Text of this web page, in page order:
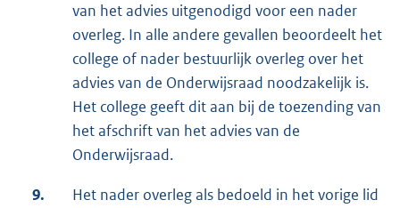
van het advies uitgenodigd voor een nader
overleg. In alle andere gevallen beoordeelt het
college of nader bestuurlijk overleg over het
advies van de Onderwijsraad noodzakelijk is.
Het college geeft dit aan bij de toezending van
het afschrift van het advies van de
Onderwijsraad.
9.
Het nader overleg als bedoeld in het vorige lid